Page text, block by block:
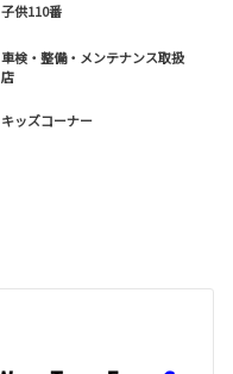
子供110番
車検・整備・メンテナンス取扱
店
キッズコーナー